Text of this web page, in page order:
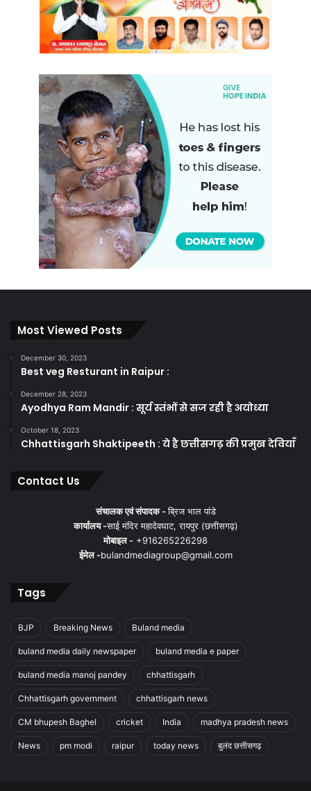
Most Viewed Posts
December 30, 2023
Best veg Resturant in Raipur :
December 28, 2023
Ayodhya Ram Mandir : सूर्य स्तंभों से सज रही है अयोध्या
October 18, 2023
Chhattisgarh Shaktipeeth : ये है छत्तीसगढ़ की प्रमुख देवियाँ
Contact Us
संचालक एवं संपादक -ब्रिज भाल पांडे
कार्यालय -साई मंदिर महादेवघाट, रायपुर (छत्तीसगढ़)
मोबाइल - +916265226298
ईमेल -bulandmediagroup@gmail.com
Tags
BJP Breaking News Buland media
buland media daily newspaper buland media e paper
buland media manoj pandey chhattisgarh
Chhattisgarh government chhattisgarh news
CM bhupesh Baghel cricket India madhya pradesh news
News pm modi raipur today news बुलंद छत्तीसगढ़